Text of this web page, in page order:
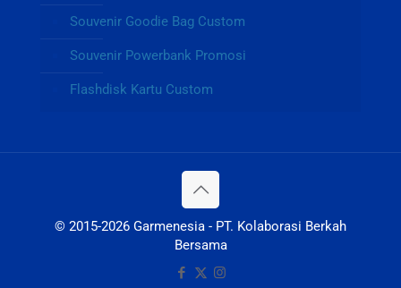
Souvenir Goodie Bag Custom
Souvenir Powerbank Promosi
Flashdisk Kartu Custom
© 2015-2026 Garmenesia - PT. Kolaborasi Berkah
Bersama